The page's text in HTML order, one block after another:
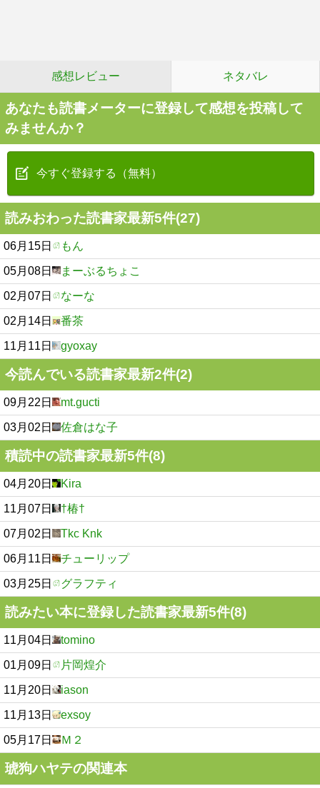
感想レビュー ネタバレ
あなたも読書メーターに登録して感想を投稿して
みませんか？
今すぐ登録する（無料）
読みおわった読書家最新5件(27)
06月15日 もん
05月08日 まーぶるちょこ
02月07日 なーな
02月14日 番茶
11月11日 gyoxay
今読んでいる読書家最新2件(2)
09月22日 mt.gucti
03月02日 佐倉はな子
積読中の読書家最新5件(8)
04月20日 Kira
11月07日 †椿†
07月02日 Tkc Knk
06月11日 チューリップ
03月25日 グラフティ
読みたい本に登録した読書家最新5件(8)
11月04日 tomino
01月09日 片岡煌介
11月20日 iason
11月13日 exsoy
05月17日 Ｍ２
琥狗ハヤテの関連本